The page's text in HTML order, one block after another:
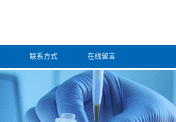
联系方式 在线留言